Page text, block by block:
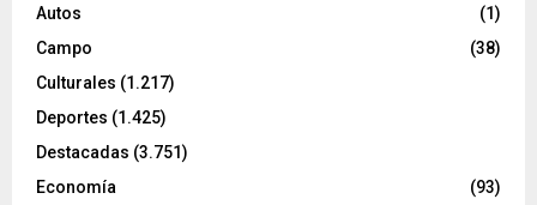
Autos
(1)
Campo
(38)
Culturales (1.217)
Deportes (1.425)
Destacadas (3.751)
Economía
(93)